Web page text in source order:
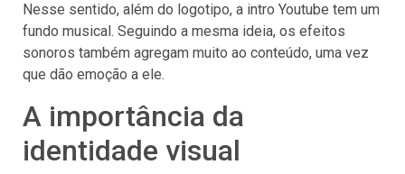
Nesse sentido, além do logotipo, a intro Youtube tem um
fundo musical. Seguindo a mesma ideia, os efeitos
sonoros também agregam muito ao conteúdo, uma vez
que dão emoção a ele.
A importância da
identidade visual